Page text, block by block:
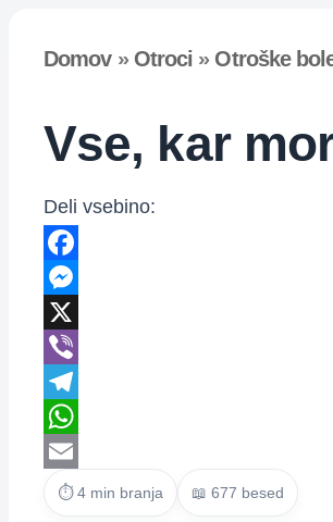
Domov» Otroci » Otroške
Vse, kar
Deli vsebino:
Facebook
Messenger
X
Viber
Telegram
WhatsApp
Email
⏱ 4 min branja 📖 677 besed